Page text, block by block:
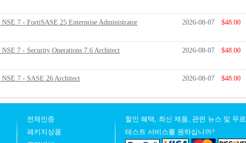
NSE 7 - FortiSASE 25 Enterprise Administrator 2026-08-07 $48.00
7 - Security Operations 7.6 Architect 2026-08-07 $48.00
NSE 7 - SASE 26 Architect 2026-08-07 $48.00
전체인증
패키지상품
할인 혜택, 최신 제품, 관련 뉴스 및 무료
테스트 서비스를 원하십니까?